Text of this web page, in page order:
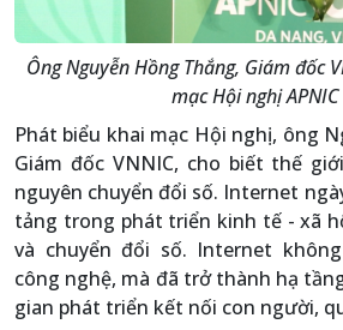
Ông Nguyễn Hồng Thắng, Giám đốc
mạc Hội nghị
Phát biểu khai mạc Hội nghị, ông
Giám đốc VNNIC, cho biết thế
nguyên chuyển đổi số. Internet
tảng trong phát triển kinh tế - xã
và chuyển đổi số. Internet
công nghệ, mà đã trở thành hạ
gian phát triển kết nối con người,